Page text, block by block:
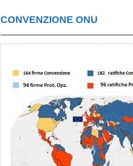
CONVENZIONE ONU